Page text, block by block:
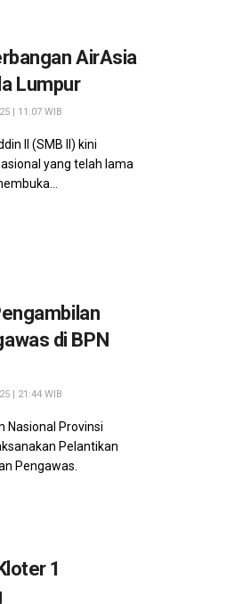
AirAsia
Lumpur
| 11:07 WIB
II (SMB II) kini
yang telah lama
di BPN
| 21:44 WIB
Nasional Provinsi
Pelantikan
Pengawas.
1